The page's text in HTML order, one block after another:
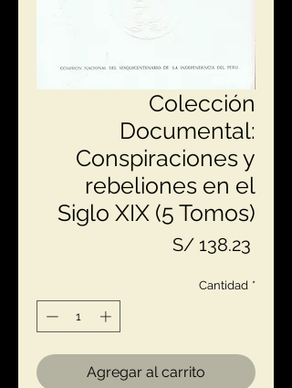
Colección
Documental:
Conspiraciones y
rebeliones en el
Siglo XIX (5 Tomos)
S/ 138.23
Cantidad *
Agregar al carrito